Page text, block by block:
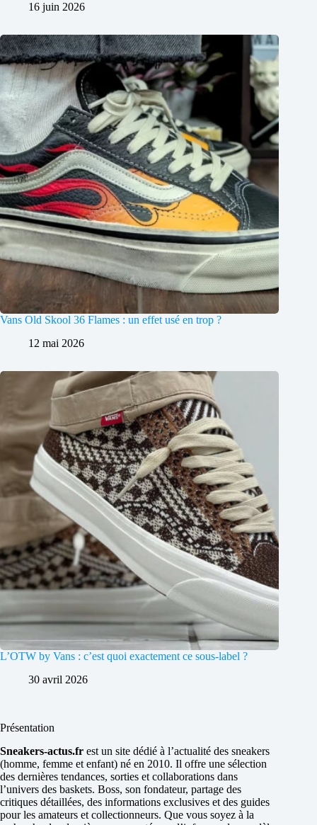
16 juin 2026
Vans Old Skool 36 Flames : un effet usé en trop ?
12 mai 2026
L’OTW by Vans : c’est quoi exactement ce sous-label ?
30 avril 2026
Présentation
Sneakers-actus.fr est un site dédié à l’actualité des sneakers
(homme, femme et enfant) né en 2010. Il offre une sélection
des dernières tendances, sorties et collaborations dans
l’univers des baskets. Boss, son fondateur, partage des
critiques détaillées, des informations exclusives et des guides
pour les amateurs et collectionneurs. Que vous soyez à la